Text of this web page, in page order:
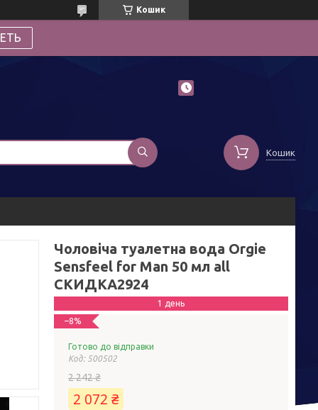
Кошик
Кошик
Чоловіча туалетна вода Orgie
Sensfeel for Man 50 мл all
СКИДКА2924
1 день
–8%
Готово до відправки
Код: 500502
2 242 ₴
2 072 ₴